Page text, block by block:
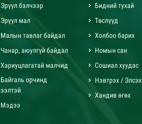
Эрүүл бэлчээр
Эрүүл мал
Малын тавлаг байдал
Чанар, аюулгүй байдал
Хариуцлагатай малчид
Байгаль орчинд
ээлтэй
Мэдээ
Бидний тухай
Төслүүд
Холбоо барих
Номын сан
Сошиал хуудас
Нэвтрэх / Элсэх
Хандив өгөх